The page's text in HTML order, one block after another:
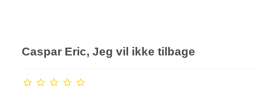
Caspar Eric, Jeg vil ikke tilbage